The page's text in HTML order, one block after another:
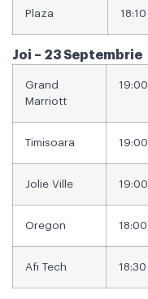
Plaza 18:10
Joi – 23 Septembrie
Grand
Marriott
19:00
Timisoara 19:00
Jolie Ville 19:00
Oregon 18:00
Afi Tech 18:30